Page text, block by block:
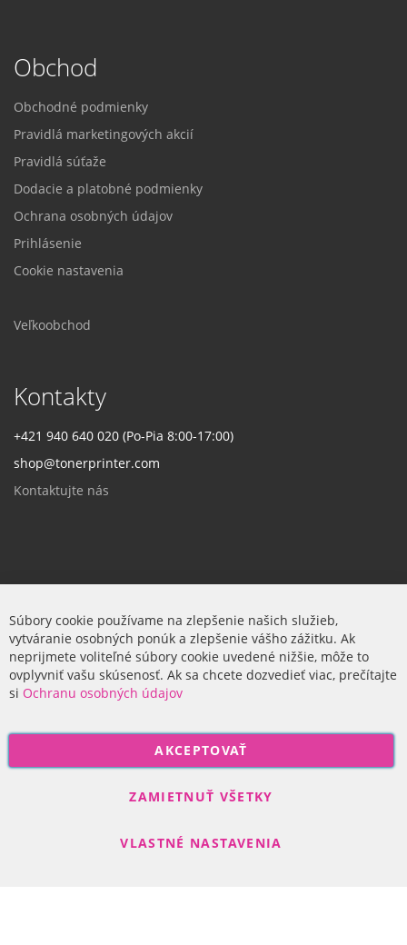
Obchod
Obchodné podmienky
Pravidlá marketingových akcií
Pravidlá súťaže
Dodacie a platobné podmienky
Ochrana osobných údajov
Prihlásenie
Cookie nastavenia
Veľkoobchod
Kontakty
+421 940 640 020 (Po-Pia 8:00-17:00)
shop@tonerprinter.com
Kontaktujte nás
Firma
O nás
P
Súbory cookie používame na zlepšenie našich služieb,
vytváranie osobných ponúk a zlepšenie vášho zážitku. Ak
neprijmete voliteľné súbory cookie uvedené nižšie, môže to
ovplyvniť vašu skúsenosť. Ak sa chcete dozvedieť viac, prečítajte
si Ochranu osobných údajov
AKCEPTOVAŤ
ZAMIETNUŤ VŠETKY
VLASTNÉ NASTAVENIA